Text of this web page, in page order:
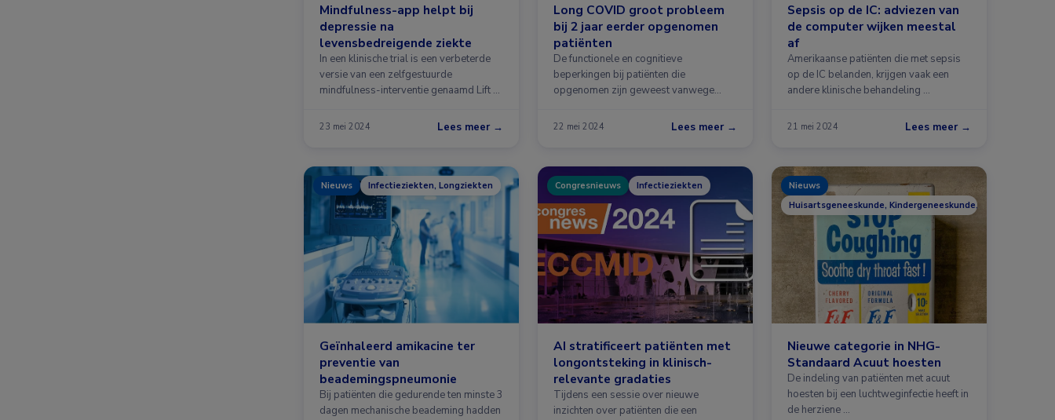
Mindfulness-app helpt bij
depressie na
levensbedreigende ziekte
In een klinische trial is een verbeterde
versie van een zelfgestuurde
mindfulness-interventie genaamd Lift …
23 mei 2024 Lees meer →
Long COVID groot probleem
bij 2 jaar eerder opgenomen
patiënten
De functionele en cognitieve
beperkingen bij patiënten die
opgenomen zijn geweest vanwege
22 mei 2024 Lees meer →
Sepsis op de IC: adviezen van
de computer wijken meestal
af
Amerikaanse patiënten die met sepsis
op de IC belanden, krijgen vaak een
andere klinische behandeling …
21 mei 2024 Lees meer →
Nieuws Infectieziekten, Longziekten
Geïnhaleerd amikacine ter
preventie van
beademingspneumonie
Bij patiënten die gedurende ten minste 3
dagen mechanische beademing hadden
Congresnieuws Infectieziekten
AI stratificeert patiënten met
longontsteking in klinisch-
relevante gradaties
Tijdens een sessie over nieuwe
inzichten over patiënten die een
Nieuws
Huisartsgeneeskunde, Kindergeneeskunde, Longziekten
Nieuwe categorie in NHG-
Standaard Acuut hoesten
De indeling van patiënten met acuut
hoesten bij een luchtweginfectie heeft in
de herziene …